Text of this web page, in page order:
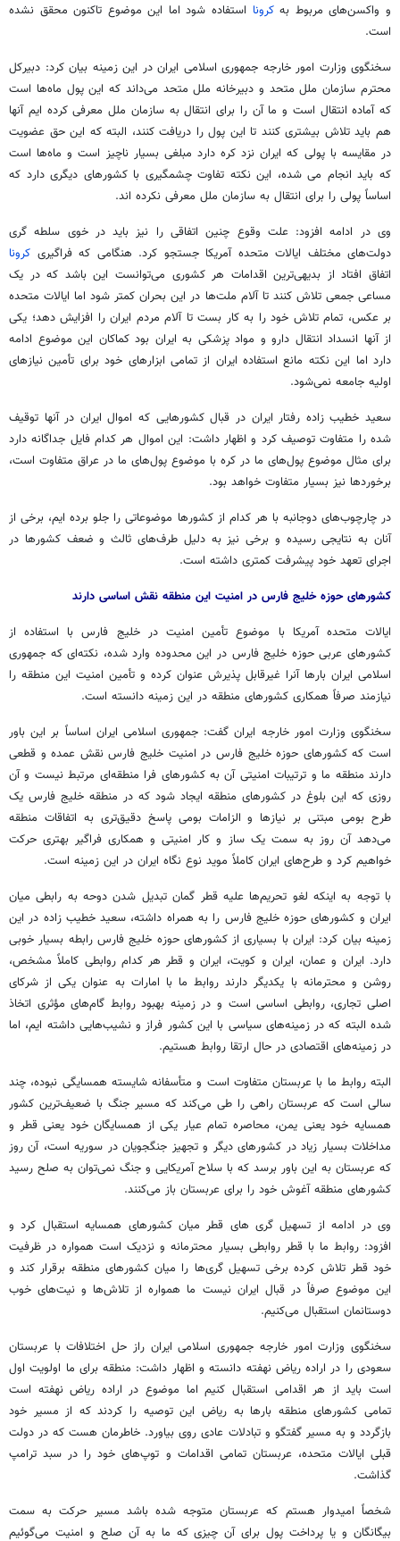
و واکسن‌های مربوط بهکرونا استفاده شود اما این موضوع تاکنون محقق نشده
است.
سخنگوی وزارت امور خارجه جمهوری اسلامی ایران در این زمینه بیان کرد: دبیرکل
محترم سازمان ملل متحد و دبیرخانه ملل متحد می‌داند که این پول ماه‌ها است
که آماده انتقال است و ما آن را برای انتقال به سازمان ملل معرفی کرده ایم آنها
هم باید تلاش بیشتری کنند تا این پول را دریافت کنند، البته که این حق عضویت
در مقایسه با پولی که ایران نزد کره دارد مبلغی بسیار ناچیز است و ماه‌ها است
که باید انجام می شده، این نکته تفاوت چشمگیری با کشورهای دیگری دارد که
اساساً پولی را برای انتقال به سازمان ملل معرفی نکرده اند.
وی در ادامه افزود: علت وقوع چنین اتفاقی را نیز باید در خوی سلطه گری
دولت‌های مختلف ایالات متحده آمریکا جستجو کرد. هنگامی که فراگیری کرونا
اتفاق افتاد از بدیهی‌ترین اقدامات هر کشوری می‌توانست این باشد که در یک
مساعی جمعی تلاش کنند تا آلام ملت‌ها در این بحران کمتر شود اما ایالات متحده
بر عکس، تمام تلاش خود را به کار بست تا آلام مردم ایران را افزایش دهد؛ یکی
از آنها انسداد انتقال دارو و مواد پزشکی به ایران بود کماکان این موضوع ادامه
دارد اما این نکته مانع استفاده ایران از تمامی ابزارهای خود برای تأمین نیازهای
اولیه جامعه نمی‌شود.
سعید خطیب زاده رفتار ایران در قبال کشورهایی که اموال ایران در آنها توقیف
شده را متفاوت توصیف کرد و اظهار داشت: این اموال هر کدام فایل جداگانه دارد
برای مثال موضوع پول‌های ما در کره با موضوع پول‌های ما در عراق متفاوت است،
برخوردها نیز بسیار متفاوت خواهد بود.
در چارچوب‌های دوجانبه با هر کدام از کشورها موضوعاتی را جلو برده ایم، برخی از
آنان به نتایجی رسیده و برخی نیز به دلیل طرف‌های ثالث و ضعف کشورها در
اجرای تعهد خود پیشرفت کمتری داشته است.
کشورهای حوزه خلیج فارس در امنیت این منطقه نقش اساسی دارند
ایالات متحده آمریکا با موضوع تأمین امنیت در خلیج فارس با استفاده از
کشورهای عربی حوزه خلیج فارس در این محدوده وارد شده، نکته‌ای که جمهوری
اسلامی ایران بارها آنرا غیرقابل پذیرش عنوان کرده و تأمین امنیت این منطقه را
نیازمند صرفاً همکاری کشورهای منطقه در این زمینه دانسته است.
سخنگوی وزارت امور خارجه ایران گفت: جمهوری اسلامی ایران اساساً بر این باور
است که کشورهای حوزه خلیج فارس در امنیت خلیج فارس نقش عمده و قطعی
دارند منطقه ما و ترتیبات امنیتی آن به کشورهای فرا منطقه‌ای مرتبط نیست و آن
روزی که این بلوغ در کشورهای منطقه ایجاد شود که در منطقه خلیج فارس یک
طرح بومی مبتنی بر نیازها و الزامات بومی پاسخ دقیق‌تری به اتفاقات منطقه
می‌دهد آن روز به سمت یک ساز و کار امنیتی و همکاری فراگیر بهتری حرکت
خواهیم کرد و طرح‌های ایران کاملاً موید نوع نگاه ایران در این زمینه است.
با توجه به اینکه لغو تحریم‌ها علیه قطر گمان تبدیل شدن دوحه به رابطی میان
ایران و کشورهای حوزه خلیج فارس را به همراه داشته، سعید خطیب زاده در این
زمینه بیان کرد: ایران با بسیاری از کشورهای حوزه خلیج فارس رابطه بسیار خوبی
دارد. ایران و عمان، ایران و کویت، ایران و قطر هر کدام روابطی کاملاً مشخص،
روشن و محترمانه با یکدیگر دارند روابط ما با امارات به عنوان یکی از شرکای
اصلی تجاری، روابطی اساسی است و در زمینه بهبود روابط گام‌های مؤثری اتخاذ
شده البته که در زمینه‌های سیاسی با این کشور فراز و نشیب‌هایی داشته ایم، اما
در زمینه‌های اقتصادی در حال ارتقا روابط هستیم.
البته روابط ما با عربستان متفاوت است و متأسفانه شایسته همسایگی نبوده، چند
سالی است که عربستان راهی را طی می‌کند که مسیر جنگ با ضعیف‌ترین کشور
همسایه خود یعنی یمن، محاصره تمام عیار یکی از همسایگان خود یعنی قطر و
مداخلات بسیار زیاد در کشورهای دیگر و تجهیز جنگجویان در سوریه است، آن روز
که عربستان به این باور برسد که با سلاح آمریکایی و جنگ نمی‌توان به صلح رسید
کشورهای منطقه آغوش خود را برای عربستان باز می‌کنند.
وی در ادامه از تسهیل گری های قطر میان کشورهای همسایه استقبال کرد و
افزود: روابط ما با قطر روابطی بسیار محترمانه و نزدیک است همواره در ظرفیت
خود قطر تلاش کرده برخی تسهیل گری‌ها را میان کشورهای منطقه برقرار کند و
این موضوع صرفاً در قبال ایران نیست ما همواره از تلاش‌ها و نیت‌های خوب
دوستانمان استقبال می‌کنیم.
سخنگوی وزارت امور خارجه جمهوری اسلامی ایران راز حل اختلافات با عربستان
سعودی را در اراده ریاض نهفته دانسته و اظهار داشت: منطقه برای ما اولویت اول
است باید از هر اقدامی استقبال کنیم اما موضوع در اراده ریاض نهفته است
تمامی کشورهای منطقه بارها به ریاض این توصیه را کردند که از مسیر خود
بازگردد و به مسیر گفتگو و تبادلات عادی روی بیاورد. خاطرمان هست که در دولت
قبلی ایالات متحده، عربستان تمامی اقدامات و توپ‌های خود را در سبد ترامپ
گذاشت.
شخصاً امیدوار هستم که عربستان متوجه شده باشد مسیر حرکت به سمت
بیگانگان و یا پرداخت پول برای آن چیزی که ما به آن صلح و امنیت می‌گوئیم